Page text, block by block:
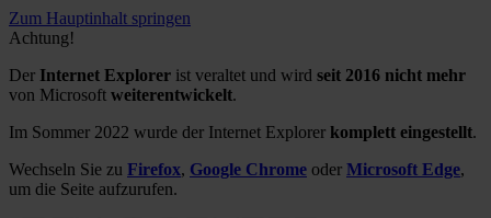
Zum Hauptinhalt springen
Achtung!
Der Internet Explorer ist veraltet und wird seit 2016 nicht mehr
von Microsoft weiterentwickelt.
Im Sommer 2022 wurde der Internet Explorer komplett eingestellt.
Wechseln Sie zu Firefox, Google Chrome oder Microsoft Edge,
um die Seite aufzurufen.